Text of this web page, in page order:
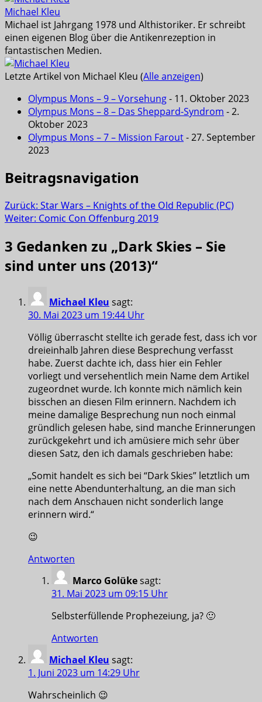
Michael Kleu
Michael ist Jahrgang 1978 und Althistoriker. Er schreibt
einen eigenen Blog über die Antikenrezeption in
fantastischen Medien.
Letzte Artikel von Michael Kleu (Alle anzeigen)
Olympus Mons – 9 – Vorsehung- 11. Oktober 2023
Olympus Mons – 8 – Das Sheppard-Syndrom - 2.
Oktober 2023
Olympus Mons – 7 – Mission Farout- 27. September
2023
Beitragsnavigation
Zurück: Star Wars – Knights of the Old Republic (PC)
Weiter: Comic Con Offenburg 2019
3 Gedanken zu „Dark Skies – Sie
sind unter uns (2013)“
Michael Kleu sagt:
30. Mai 2023 um 19:44 Uhr
Völlig überrascht stellte ich gerade fest, dass ich vor
dreieinhalb Jahren diese Besprechung verfasst
habe. Zuerst dachte ich, dass hier ein Fehler
vorliegt und versehentlich mein Name dem Artikel
zugeordnet wurde. Ich konnte mich nämlich kein
bisschen an diesen Film erinnern. Nachdem ich
meine damalige Besprechung nun noch einmal
gründlich gelesen habe, sind manche Erinnerungen
zurückgekehrt und ich amüsiere mich sehr über
diesen Satz, den ich damals geschrieben habe:
„Somit handelt es sich bei “Dark Skies” letztlich um
eine nette Abendunterhaltung, an die man sich
nach dem Anschauen nicht sonderlich lange
erinnern wird.“
😉
Antworten
Marco Golükesagt:
31. Mai 2023 um 09:15 Uhr
Selbsterfüllende Prophezeiung, ja? 🙂
Antworten
Michael Kleu sagt:
1. Juni 2023 um 14:29 Uhr
Wahrscheinlich 😉